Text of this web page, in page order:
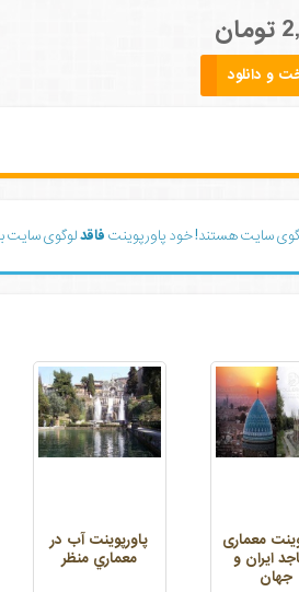
و دانلود
سایت هستند! خود پاورپوینت فاقدلوگوی سایت
معماری
ایران و
جهان
پاورپوینت آب در
معماري منظر